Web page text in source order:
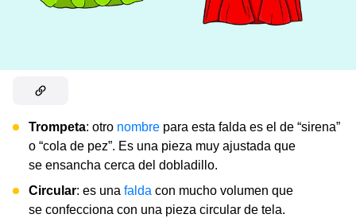
Trompeta: otro nombre para esta falda es el de “sirena”
o “cola de pez”. Es una pieza muy ajustada que
se ensancha cerca del dobladillo.
Circular: es una falda con mucho volumen que
se confecciona con una pieza circular de tela.